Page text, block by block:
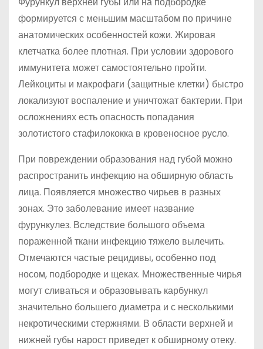
формируется с меньшим масштабом по причине
анатомических особенностей кожи. Жировая
клетчатка более плотная. При условии здорового
иммунитета может самостоятельно пройти.
Лейкоциты и макрофаги (защитные клетки) быстро
локализуют воспаление и уничтожат бактерии. При
осложнениях есть опасность попадания
золотистого стафилококка в кровеносное русло.
При повреждении образования над губой можно
распространить инфекцию на обширную область
лица. Появляется множество чирьев в разных
зонах. Это заболевание имеет название
фурункулез. Вследствие большого объема
пораженной ткани инфекцию тяжело вылечить.
Отмечаются частые рецидивы, особенно под
носом, подбородке и щеках. Множественные чирья
могут сливаться и образовывать карбункул
значительно большего диаметра и с несколькими
некротическими стержнями. В области верхней и
нижней губы нарост приведет к обширному отеку.